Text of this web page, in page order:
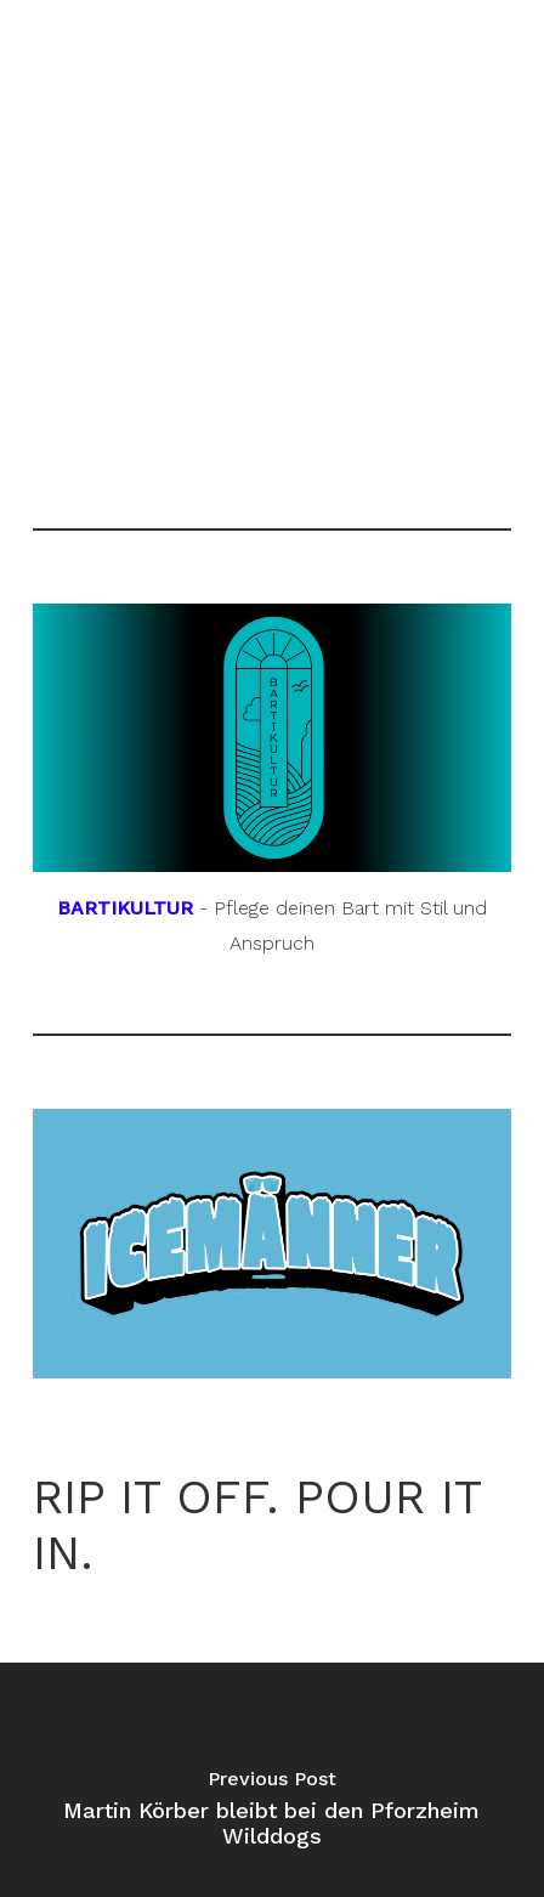
BARTIKULTUR- Pflege deinen Bart mit Stil und
Anspruch
RIP IT OFF. POUR IT
IN.
Previous Post
Martin Körber bleibt bei den Pforzheim
Wilddogs